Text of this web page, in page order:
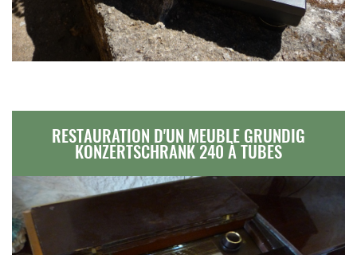
RESTAURATION D'UN MEUBLE GRUNDIG
KONZERTSCHRANK 240 À TUBES